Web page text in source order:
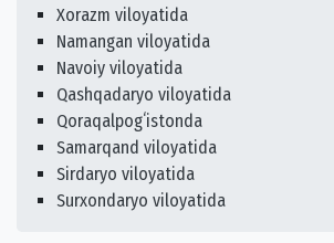
Xorazm viloyatida
Namangan viloyatida
Navoiy viloyatida
Qashqadaryo viloyatida
Qoraqalpogʻistonda
Samarqand viloyatida
Sirdaryo viloyatida
Surxondaryo viloyatida